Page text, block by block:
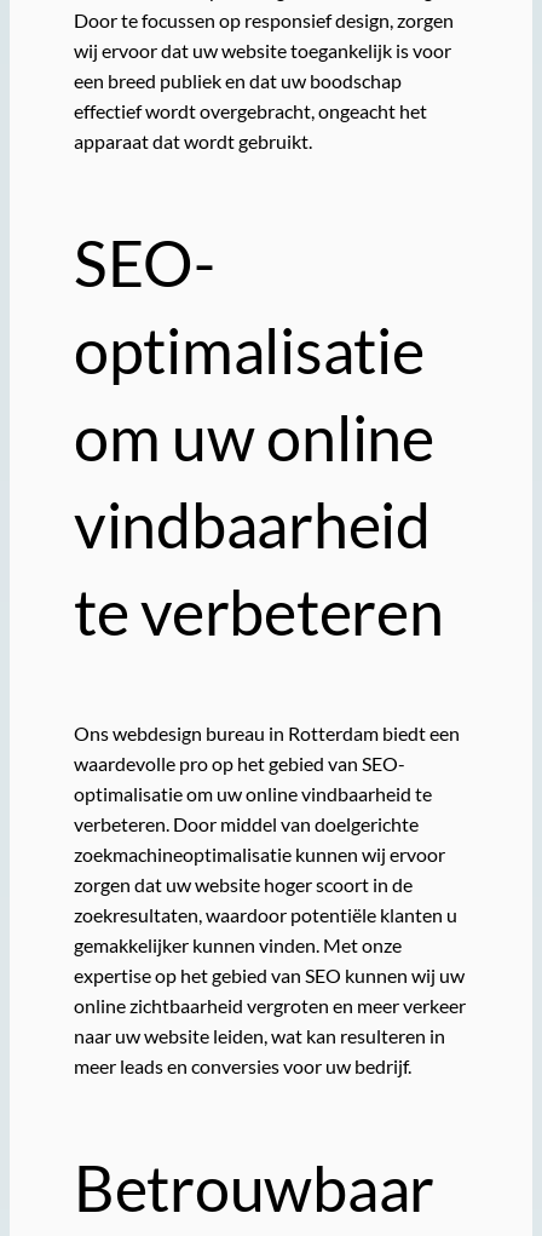
Door te focussen op responsief design, zorgen
wij ervoor dat uw website toegankelijk is voor
een breed publiek en dat uw boodschap
effectief wordt overgebracht, ongeacht het
apparaat dat wordt gebruikt.
SEO-
optimalisatie
om uw online
vindbaarheid
te verbeteren
Ons webdesign bureau in Rotterdam biedt een
waardevolle pro op het gebied van SEO-
optimalisatie om uw online vindbaarheid te
verbeteren. Door middel van doelgerichte
zoekmachineoptimalisatie kunnen wij ervoor
zorgen dat uw website hoger scoort in de
zoekresultaten, waardoor potentiële klanten u
gemakkelijker kunnen vinden. Met onze
expertise op het gebied van SEO kunnen wij uw
online zichtbaarheid vergroten en meer verkeer
naar uw website leiden, wat kan resulteren in
meer leads en conversies voor uw bedrijf.
Betrouwbaar